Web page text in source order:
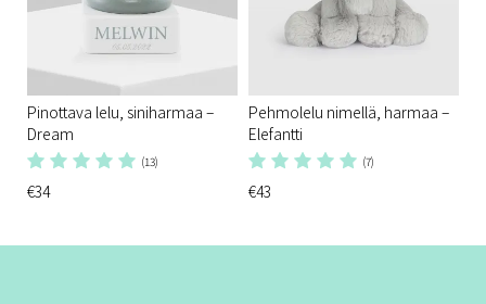
Pinottava lelu, siniharmaa –
Dream
(13)
€34
Pehmolelu nimellä, harmaa –
Elefantti
(7)
€43